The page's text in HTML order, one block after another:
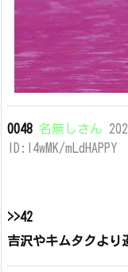
0048 名無しさん
ID:l4wMK/mLdHAPPY
>>42
吉沢やキムタクより